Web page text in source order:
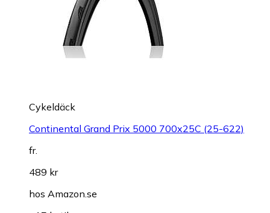
Cykeldäck
Continental Grand Prix 5000 700x25C (25-622)
fr.
489 kr
hos Amazon.se